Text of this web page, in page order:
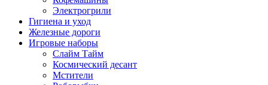
Электрогрили
Гигиена и уход
Железные дороги
Игровые наборы
Слайм Тайм
Космический десант
Мстители